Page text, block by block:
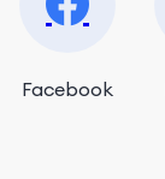
Facebook